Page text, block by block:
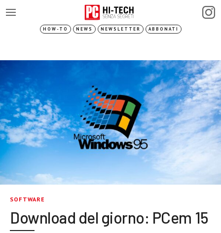
HOW-TO NEWS NEWSLETTER ABBONATI
SOFTWARE
Download del giorno: PCem 15